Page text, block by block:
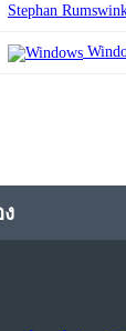
Stephan